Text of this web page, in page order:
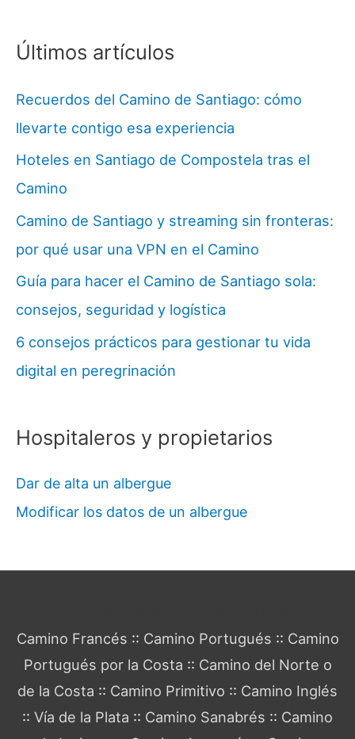
Últimos artículos
Recuerdos del Camino de Santiago: cómo
llevarte contigo esa experiencia
Hoteles en Santiago de Compostela tras el
Camino
Camino de Santiago y streaming sin fronteras:
por qué usar una VPN en el Camino
Guía para hacer el Camino de Santiago sola:
consejos, seguridad y logística
6 consejos prácticos para gestionar tu vida
digital en peregrinación
Hospitaleros y propietarios
Dar de alta un albergue
Modificar los datos de un albergue
Camino Francés :: Camino Portugués :: Camino
Portugués por la Costa :: Camino del Norte o
de la Costa :: Camino Primitivo :: Camino Inglés
:: Vía de la Plata :: Camino Sanabrés :: Camino